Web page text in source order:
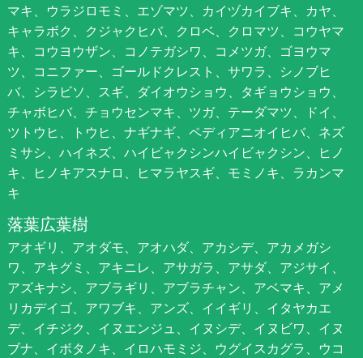
マキ、ウラジロモミ、エゾマツ、カイヅカイブキ、カヤ、
キャラボク、クジャクヒバ、クロベ、クロマツ、コウヤマ
キ、コウヨウザン、コノテガシワ、コメツガ、ゴヨウマ
ツ、コニファー、ゴールドクレスト、サワラ、シノブヒ
バ、シラビソ、スギ、ダイオウショウ、タギョウショウ、
チャボヒバ、チョウセンマキ、ツガ、テーダマツ、ドイ、
ツトウヒ、トウヒ、ナギナギ、ペディアニオイヒバ、ネズ
ミサシ、ハイネズ、ハイビャクシンハイビャクシン、ヒノ
キ、ヒノキアスナロ、ヒマラヤスギ、モミノキ、ラカンマ
キ
落葉広葉樹
アオギリ、アオダモ、アオハダ、アカシデ、アカメガシ
ワ、アキグミ、アキニレ、アサガラ、アサダ、アジサイ、
アズキナシ、アブラギリ、アブラチャン、アベマキ、アメ
リカデイゴ、アワブキ、アンズ、イイギリ、イタヤカエ
デ、イチジク、イヌエンジュ、イヌシデ、イヌビワ、イヌ
ブナ、イボタノキ、イロハモミジ、ウグイスカグラ、ウコ